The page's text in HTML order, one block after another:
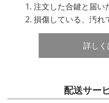
注文した合鍵と届い
損傷している、汚れ
詳しく
配送サー